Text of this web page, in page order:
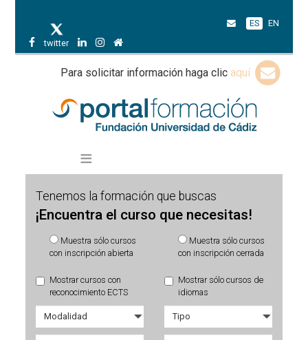
twitter
ES EN
Para solicitar información haga clic aquí
Tenemos la formación que buscas
¡Encuentra el curso que necesitas!
Muestra sólo cursos
con inscripción abierta
Muestra sólo cursos
con inscripción cerrada
Mostrar cursos con
reconocimiento ECTS
Mostrar sólo cursos de
idiomas